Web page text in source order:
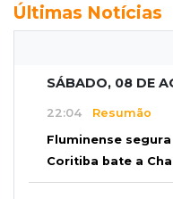
Últimas Notícias
SÁBADO, 08 DE
22:04 Resumão
Fluminense
Coritiba bate a